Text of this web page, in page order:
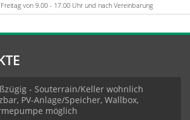
von 9.00 - 17.00 Uhr und nach Vereinbarung
- Souterrain/Keller wohnlich
PV-Anlage/Speicher, Wallbox,
möglich